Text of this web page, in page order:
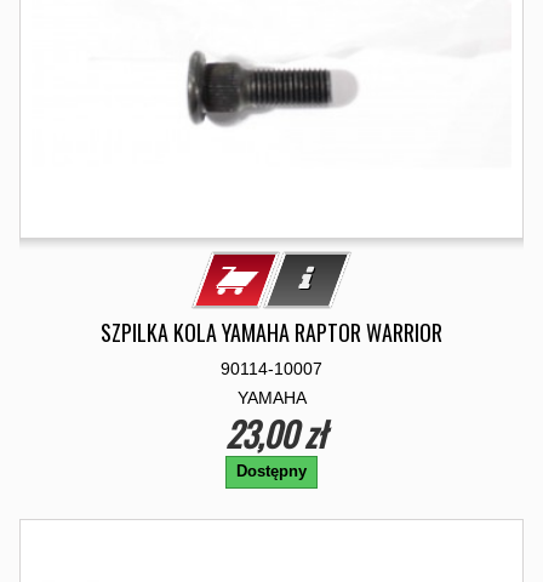
SZPILKA KOLA YAMAHA RAPTOR WARRIOR
90114-10007
YAMAHA
23,00 zł
Dostępny